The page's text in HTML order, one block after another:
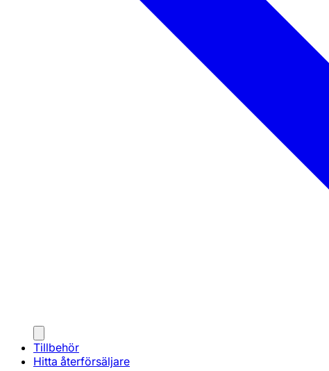
Tillbehör
Hitta återförsäljare